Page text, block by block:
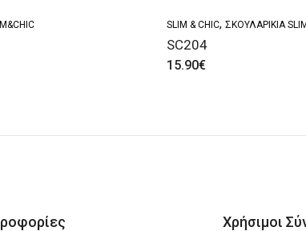
SLIM & CHIC, ΣΚΟΥΛΑΡΊΚΙΑ
SC204
15.90€
Χρήσιμοι